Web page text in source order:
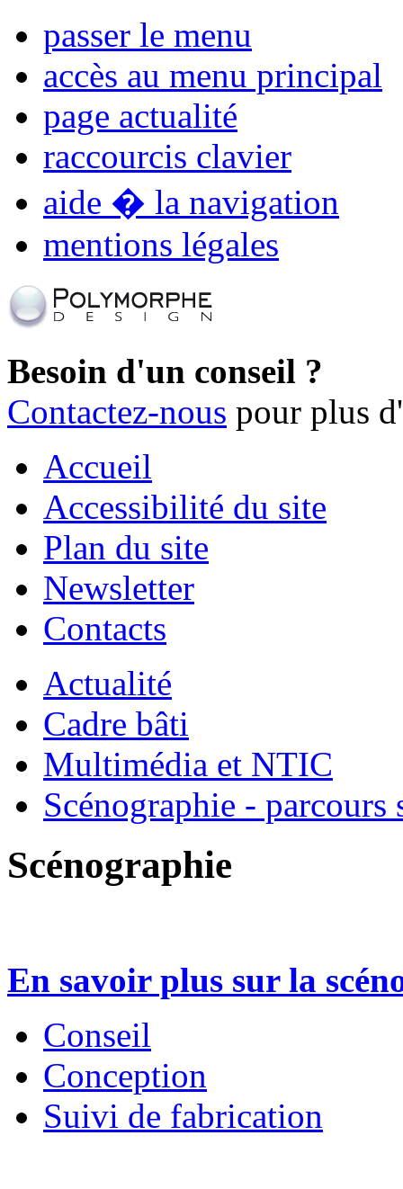
passer le menu
accès au menu principal
page actualité
raccourcis clavier
aide � la navigation
mentions légales
Besoin d'un conseil ?
Contactez-nous pour plus
Accueil
Accessibilité du site
Plan du site
Newsletter
Contacts
Actualité
Cadre bâti
Multimédia et NTIC
Scénographie - parcours
Scénographie
En savoir plus sur la
Conseil
Conception
Suivi de fabrication